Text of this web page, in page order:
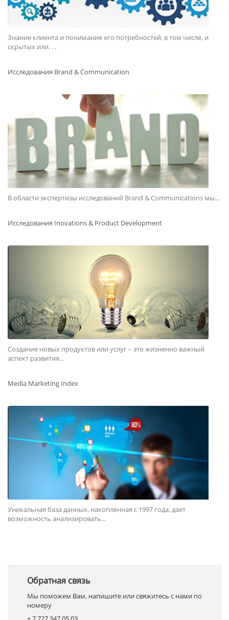
Знание клиента и понимание его потребностей, в том числе, и
скрытых или. . .
Исследования Brand & Communication
В области экспертизы исследований Brand & Communications мы...
Исследования Inovations & Product Development
Создание новых продуктов или услуг – это жизненно важный
аспект развития...
Media Marketing Index
Уникальная база данных, накопленная с 1997 года, дает
возможность анализировать...
Обратная связь
Мы поможем Вам, напишите или свяжитесь с нами по
номеру